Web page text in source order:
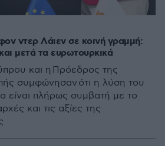
ντερ Λάιεν σε κοινή γραμμή:
μετά τα ευρωτουρκικά
και η Πρόεδρος της
συμφώνησαν ότι η λύση του
είναι πλήρως συμβατή με το
και τις αξίες της